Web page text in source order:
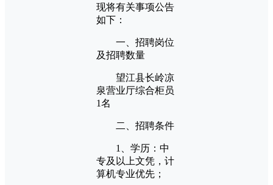
现将有关事项公告
如下：
一、招聘岗位
及招聘数量
望江县长岭凉
泉营业厅综合柜员
1名
二、招聘条件
1、学历：中
专及以上文凭，计
算机专业优先；